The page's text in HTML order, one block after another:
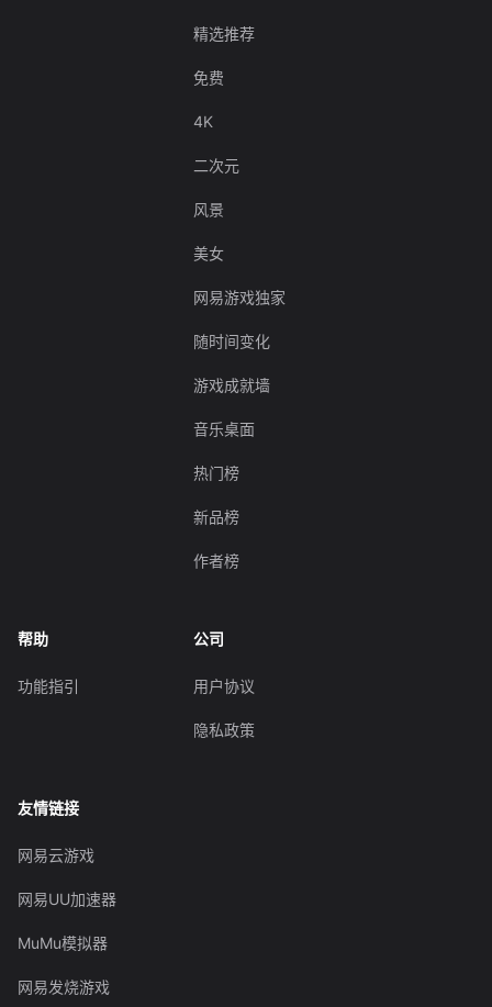
精选推荐
免费
4K
二次元
风景
美女
网易游戏独家
随时间变化
游戏成就墙
音乐桌面
热门榜
新品榜
作者榜
帮助
功能指引
公司
用户协议
隐私政策
友情链接
网易云游戏
网易UU加速器
MuMu模拟器
网易发烧游戏